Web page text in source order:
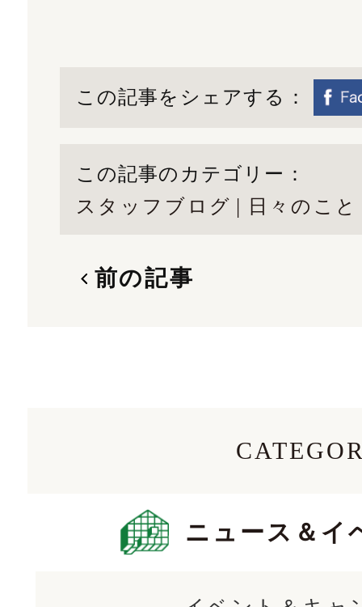
この記事をシェアする：
この記事のカテゴリー：
スタッフブログ
日々のこと
前の記事
ニュース＆イ